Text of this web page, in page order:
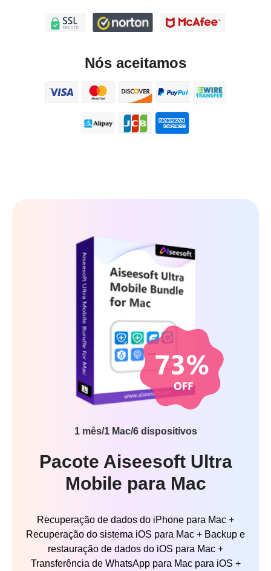
Nós aceitamos
1 mês/1 Mac/6 dispositivos
Pacote Aiseesoft Ultra
Mobile para Mac
Recuperação de dados do iPhone para Mac +
Recuperação do sistema iOS para Mac + Backup e
restauração de dados do iOS para Mac +
Transferência de WhatsApp para Mac para iOS +